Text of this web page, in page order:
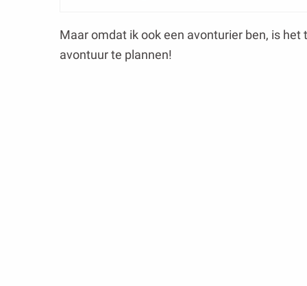
Maar omdat ik ook een avonturier ben, is het
avontuur te plannen!